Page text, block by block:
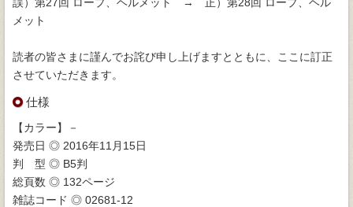
メット
読者の皆さまに謹んでお詫び申し上げますとともに、ここに訂正
させていただきます。
仕様
【カラー】－
発売日 ◎ 2016年11月15日
判 型 ◎ B5判
総頁数 ◎ 132ページ
雑誌コード ◎ 02681-12